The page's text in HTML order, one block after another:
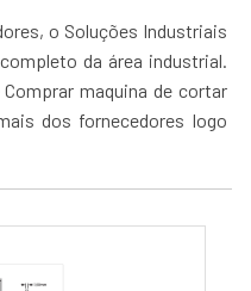
o Soluções Industriais
da área industrial.
maquina de cortar
dos fornecedores logo